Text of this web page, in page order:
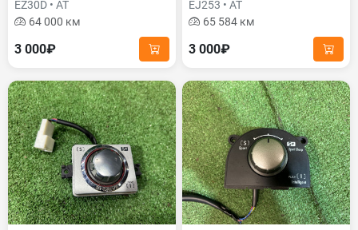
EZ30D • AT
64 000 км
3 000₽
EJ253 • AT
65 584 км
3 000₽